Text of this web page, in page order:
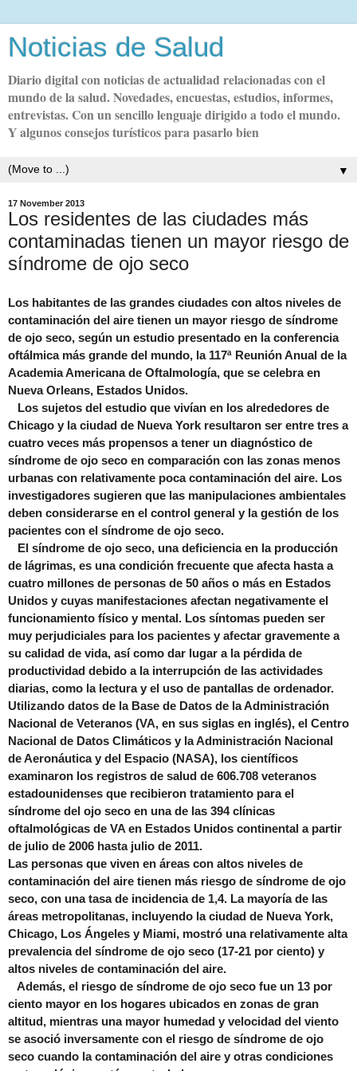
Noticias de Salud
Diario digital con noticias de actualidad relacionadas con el
mundo de la salud. Novedades, encuestas, estudios, informes,
entrevistas. Con un sencillo lenguaje dirigido a todo el mundo.
Y algunos consejos turísticos para pasarlo bien
▼
17 November 2013
Los residentes de las ciudades más
contaminadas tienen un mayor riesgo de
síndrome de ojo seco
Los habitantes de las grandes ciudades con altos niveles de
contaminación del aire tienen un mayor riesgo de síndrome
de ojo seco, según un estudio presentado en la conferencia
oftálmica más grande del mundo, la 117ª Reunión Anual de la
Academia Americana de Oftalmología, que se celebra en
Nueva Orleans, Estados Unidos.
Los sujetos del estudio que vivían en los alrededores de
Chicago y la ciudad de Nueva York resultaron ser entre tres a
cuatro veces más propensos a tener un diagnóstico de
síndrome de ojo seco en comparación con las zonas menos
urbanas con relativamente poca contaminación del aire. Los
investigadores sugieren que las manipulaciones ambientales
deben considerarse en el control general y la gestión de los
pacientes con el síndrome de ojo seco.
El síndrome de ojo seco, una deficiencia en la producción
de lágrimas, es una condición frecuente que afecta hasta a
cuatro millones de personas de 50 años o más en Estados
Unidos y cuyas manifestaciones afectan negativamente el
funcionamiento físico y mental. Los síntomas pueden ser
muy perjudiciales para los pacientes y afectar gravemente a
su calidad de vida, así como dar lugar a la pérdida de
productividad debido a la interrupción de las actividades
diarias, como la lectura y el uso de pantallas de ordenador.
Utilizando datos de la Base de Datos de la Administración
Nacional de Veteranos (VA, en sus siglas en inglés), el Centro
Nacional de Datos Climáticos y la Administración Nacional
de Aeronáutica y del Espacio (NASA), los científicos
examinaron los registros de salud de 606.708 veteranos
estadounidenses que recibieron tratamiento para el
síndrome del ojo seco en una de las 394 clínicas
oftalmológicas de VA en Estados Unidos continental a partir
de julio de 2006 hasta julio de 2011.
Las personas que viven en áreas con altos niveles de
contaminación del aire tienen más riesgo de síndrome de ojo
seco, con una tasa de incidencia de 1,4. La mayoría de las
áreas metropolitanas, incluyendo la ciudad de Nueva York,
Chicago, Los Ángeles y Miami, mostró una relativamente alta
prevalencia del síndrome de ojo seco (17-21 por ciento) y
altos niveles de contaminación del aire.
Además, el riesgo de síndrome de ojo seco fue un 13 por
ciento mayor en los hogares ubicados en zonas de gran
altitud, mientras una mayor humedad y velocidad del viento
se asoció inversamente con el riesgo de síndrome de ojo
seco cuando la contaminación del aire y otras condiciones